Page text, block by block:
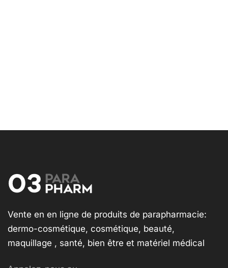
Vente en en ligne de produits de parapharmacie:
dermo-cosmétique, cosmétique, beauté,
maquillage , santé, bien être et matériel médical